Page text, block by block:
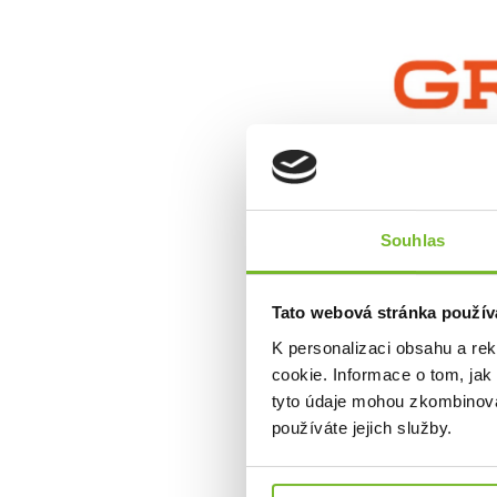
Souhlas
Tato webová stránka
K personalizaci obsahu a
cookie. Informace o tom,
tyto údaje mohou
používáte jejich služby.
Grundéns je
Grundéns
dalších
odolném
rybářů
které vám
značky
ale také
Grundéns